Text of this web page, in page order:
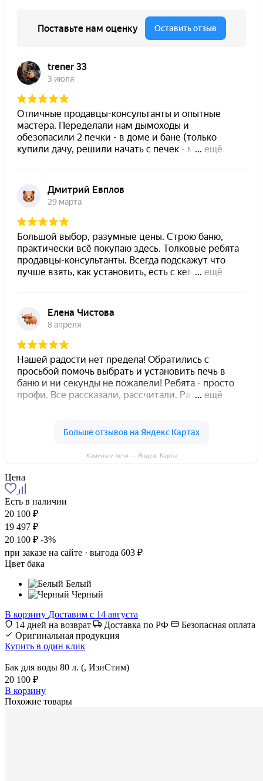
Камины и печи — Яндекс Карты
Цена
Есть в наличии
20 100 ₽
19 497 ₽
20 100 ₽ -3%
при заказе на сайте · выгода 603 ₽
Цвет бака
Белый
Черный
В корзину Доставим с 14 августа
14 дней на возврат
Доставка по РФ
Безопасная оплата
Оригинальная продукция
Купить в один клик
Бак для воды 80 л. (, ИзиСтим)
20 100 ₽
В корзину
Похожие товары